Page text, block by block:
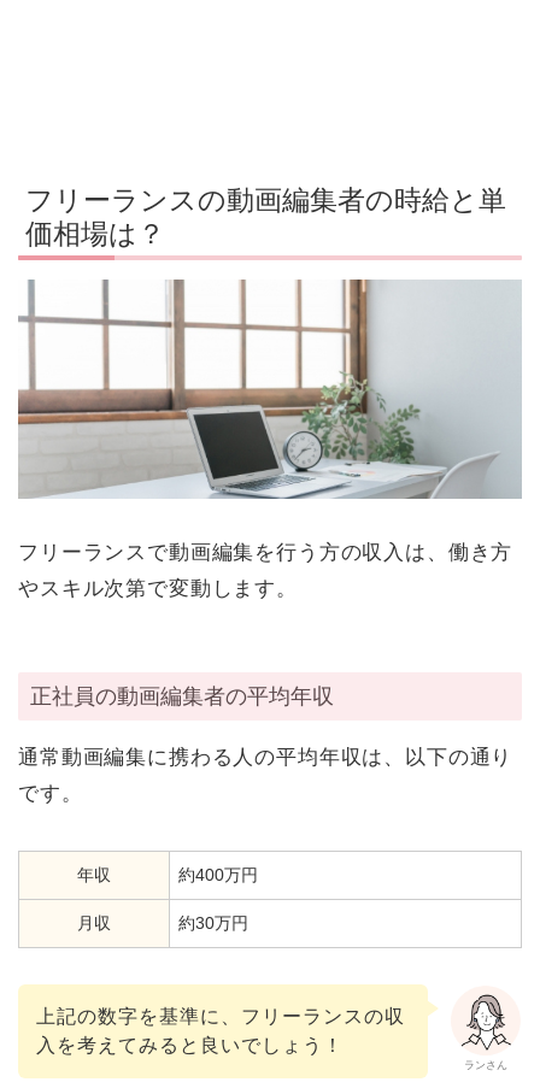
フリーランスの動画編集者の時給と単
価相場は？
フリーランスで動画編集を行う方の収入は、働き方
やスキル次第で変動します。
正社員の動画編集者の平均年収
通常動画編集に携わる人の平均年収は、以下の通り
です。
年収 約400万円
月収 約30万円
ランさん
上記の数字を基準に、フリーランスの収
入を考えてみると良いでしょう！